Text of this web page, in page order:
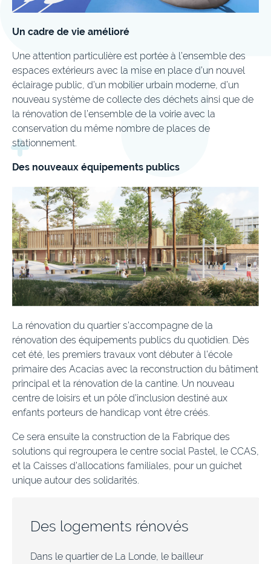
Un cadre de vie amélioré
Une attention particulière est portée à l’ensemble des
espaces extérieurs avec la mise en place d’un nouvel
éclairage public, d’un mobilier urbain moderne, d’un
nouveau système de collecte des déchets ainsi que de
la rénovation de l’ensemble de la voirie avec la
conservation du même nombre de places de
stationnement.
Des nouveaux équipements publics
La rénovation du quartier s’accompagne de la
rénovation des équipements publics du quotidien. Dès
cet été, les premiers travaux vont débuter à l’école
primaire des Acacias avec la reconstruction du bâtiment
principal et la rénovation de la cantine. Un nouveau
centre de loisirs et un pôle d’inclusion destiné aux
enfants porteurs de handicap vont être créés.
Ce sera ensuite la construction de la Fabrique des
solutions qui regroupera le centre social Pastel, le CCAS,
et la Caisses d’allocations familiales, pour un guichet
unique autour des solidarités.
Des logements rénovés
Dans le quartier de La Londe, le bailleur